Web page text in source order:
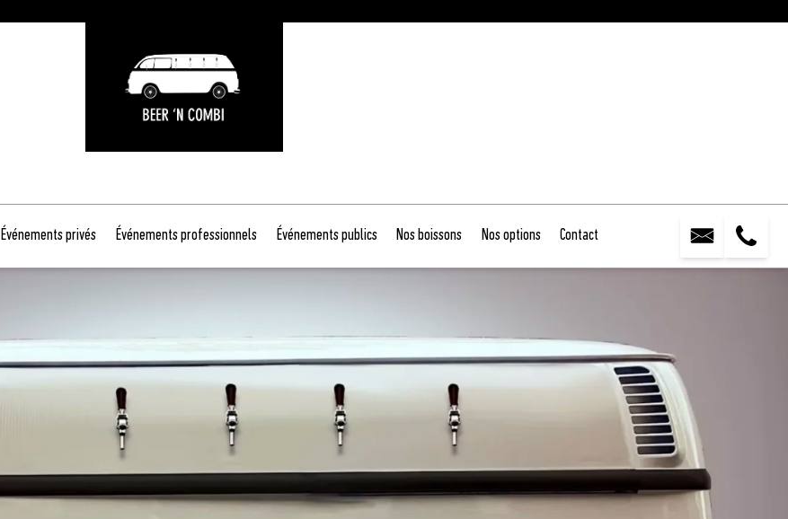
Événements privés Événements professionnels Événements publics Nos boissons Nos options Contact